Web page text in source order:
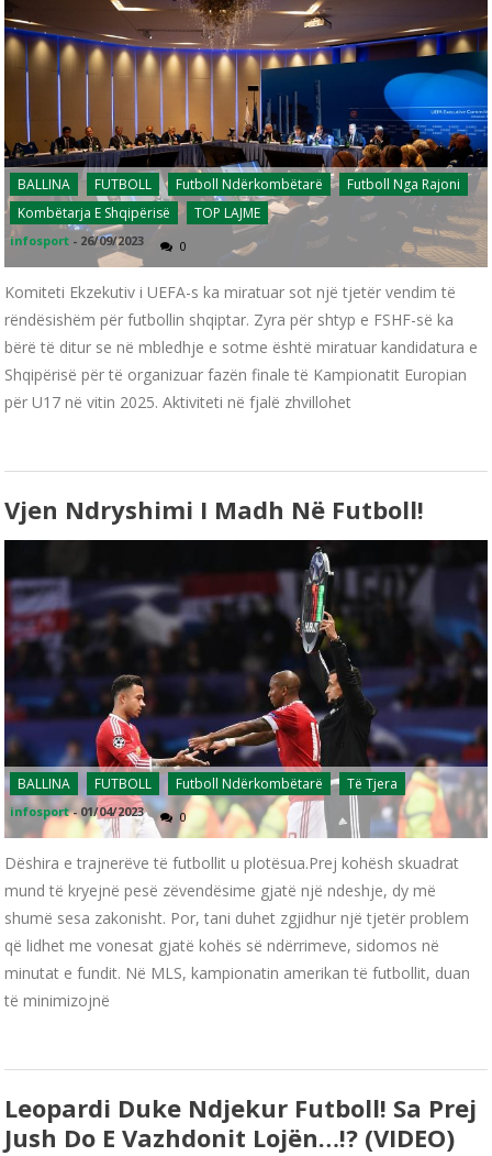
BALLINA FUTBOLL Futboll Ndërkombëtarë
Futboll Nga Rajoni
Kombëtarja E Shqipërisë
TOP LAJME
infosport - 26/09/2023 0
Komiteti Ekzekutiv i UEFA-s ka miratuar sot një tjetër vendim të
rëndësishëm për futbollin shqiptar. Zyra për shtyp e FSHF-së ka
bërë të ditur se në mbledhje e sotme është miratuar kandidatura e
Shqipërisë për të organizuar fazën finale të Kampionatit Europian
për U17 në vitin 2025. Aktiviteti në fjalë zhvillohet
Vjen Ndryshimi I Madh Në Futboll!
BALLINA FUTBOLL Futboll Ndërkombëtarë Të Tjera
infosport - 01/04/2023 0
Dëshira e trajnerëve të futbollit u plotësua.Prej kohësh skuadrat
mund të kryejnë pesë zëvendësime gjatë një ndeshje, dy më
shumë sesa zakonisht. Por, tani duhet zgjidhur një tjetër problem
që lidhet me vonesat gjatë kohës së ndërrimeve, sidomos në
minutat e fundit. Në MLS, kampionatin amerikan të futbollit, duan
të minimizojnë
Leopardi Duke Ndjekur Futboll! Sa Prej
Jush Do E Vazhdonit Lojën…!? (VIDEO)